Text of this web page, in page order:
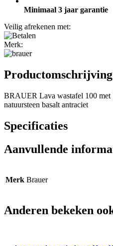
Minimaal 3 jaar garantie
Veilig afrekenen met:
Merk:
Productomschrijving
BRAUER Lava wastafel 100 met
natuursteen basalt antraciet
Specificaties
Aanvullende
Merk Brauer
Anderen bekeken